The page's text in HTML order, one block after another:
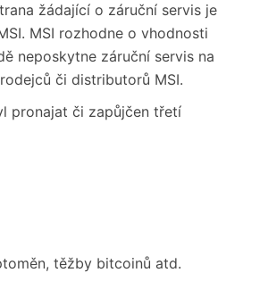
žádající o záruční servis je
MSI rozhodne o vhodnosti
neposkytne záruční servis na
či distributorů MSI.
pronajat či zapůjčen třetí
těžby bitcoinů atd.